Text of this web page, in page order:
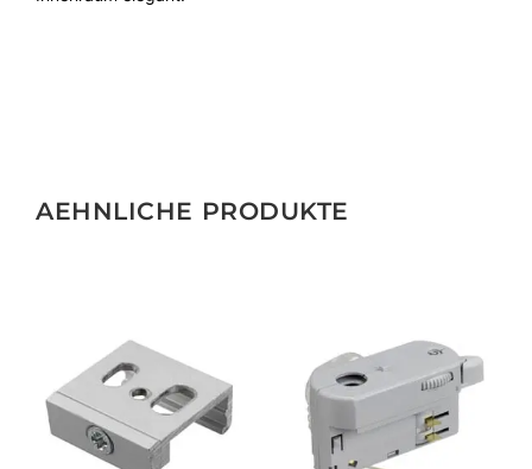
AEHNLICHE PRODUKTE